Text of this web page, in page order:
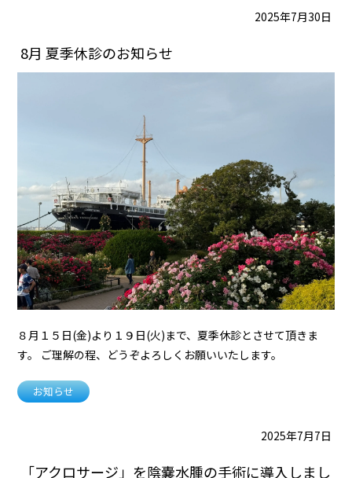
8月 夏季休診のお知らせ
2025年7月30日
８月１５日(金)より１９日(火)まで、夏季休診とさせて頂きま
す。 ご理解の程、どうぞよろしくお願いいたします。
お知らせ
「アクロサージ」を陰嚢水腫の手術に導入しまし
2025年7月7日